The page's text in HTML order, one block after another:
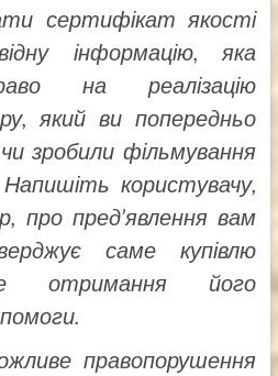
сертифікат якості
інформацію, яка
на реалізацію
який ви попередньо
зробили фільмування
користувачу,
про пред’явлення вам
саме купівлю
його
правопорушення